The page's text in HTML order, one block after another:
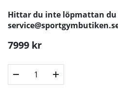
Hittar du inte löpmattan du
7999 kr